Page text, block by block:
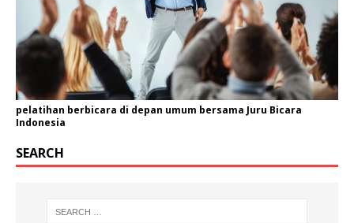
pelatihan berbicara di depan umum bersama Juru Bicara
Indonesia
SEARCH